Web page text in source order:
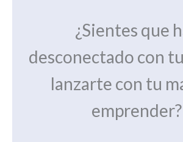
¿Sientes que
desconectado con
lanzarte con tu
emprender?